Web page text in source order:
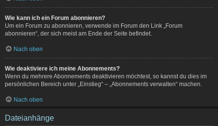
Wie kann ich ein Forum abonnieren?
Um ein Forum zu abonnieren, verwende im Forum den Link „Forum
abonnieren“, der sich meist am Ende der Seite befindet.
Nach oben
Wie deaktiviere ich meine Abonnements?
Wenn du mehrere Abonnements deaktivieren möchtest, so kannst du dies im
persönlichen Bereich unter „Einstieg“ – „Abonnements verwalten“ machen.
Nach oben
Dateianhänge